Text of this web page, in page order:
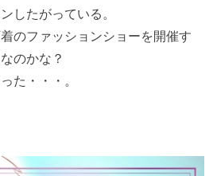
したがっている。
のファッションショーを開催す
のかな？
た・・・。